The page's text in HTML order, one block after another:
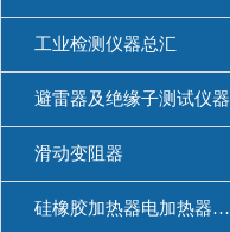
工业检测仪器总汇
避雷器及绝缘子测试仪器
滑动变阻器
硅橡胶加热器电加热器康登电气